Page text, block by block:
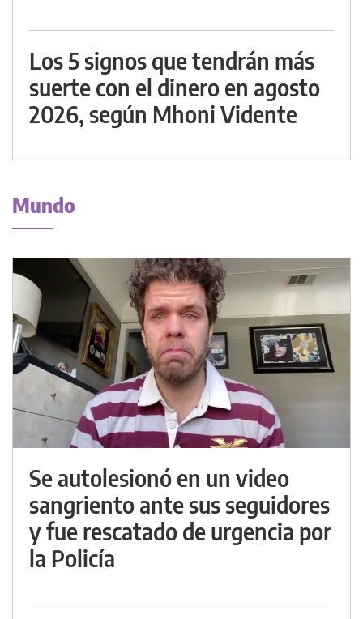
Los 5 signos que tendrán más
suerte con el dinero en agosto
2026, según Mhoni Vidente
Mundo
Se autolesionó en un video
sangriento ante sus seguidores
y fue rescatado de urgencia por
la Policía